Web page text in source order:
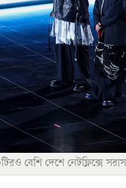
বেশি দেশে নেটফ্লিক্সে